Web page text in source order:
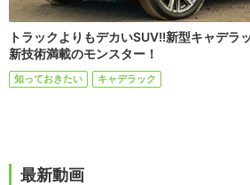
トラックよりもデカいSUV!!新型キャデラ
新技術満載のモンスター！
知っておきたい キャデラック
最新動画